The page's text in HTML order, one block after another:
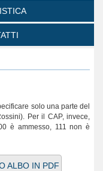
solo una parte del
Per il CAP, invece,
è ammesso, 111 non è
ALBO IN PDF